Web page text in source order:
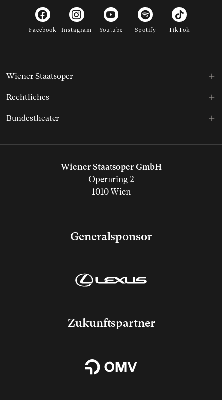
Facebook Instagram Youtube Spotify TikTok
Generalsponsor
Zukunftspartner
Wiener Staatsoper GmbH
Opernring 2
1010 Wien
Wiener Staatsoper
Rechtliches
Bundestheater